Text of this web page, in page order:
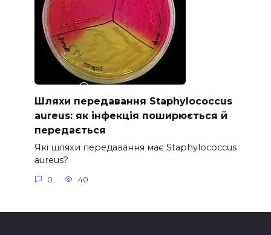
Шляхи передавання Staphylococcus
aureus: як інфекція поширюється й
передається
Які шляхи передавання має Staphylococcus
aureus?
0 40